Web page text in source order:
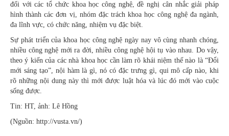
đối với các tổ chức khoa học công nghệ, đề nghị cân nhắc giải pháp
hình thành các đơn vị, nhóm đặc trách khoa học công nghệ đa ngành,
đa lĩnh vực, có chức năng, nhiệm vụ đặc biệt.
Sự phát triển của khoa học công nghệ ngày nay vô cùng nhanh chóng,
nhiều công nghệ mới ra đời, nhiều công nghệ hội tụ vào nhau. Do vậy,
theo ý kiến của các nhà khoa học cần làm rõ khái niệm thế nào là “Đổi
mới sáng tạo”, nội hàm là gì, nó có đặc trưng gì, qui mô cấp nào, khi
rõ những nội dung này thì mới được luật hóa và lúc đó mới vào cuộc
sống được.
Tin: HT, ảnh: Lê Hồng
(Nguồn: http://vusta.vn/)